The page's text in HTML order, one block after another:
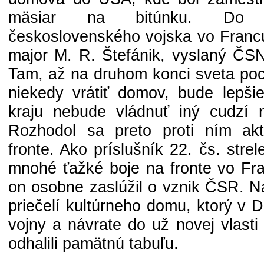
mäsiar na bitúnku. Do
československého vojska vo
major M. R. Štefánik, vyslaný
Tam, až na druhom konci sveta
niekedy vrátiť domov, bude
kraju nebude vládnuť iný cudzí
Rozhodol sa preto proti ním
fronte. Ako príslušník 22. čs.
mnohé ťažké boje na fronte vo
on osobne zaslúžil o vznik ČSR.
priečelí kultúrneho domu, ktorý v
vojny a návrate do už novej vlasti
odhalili pamätnú tabuľu.